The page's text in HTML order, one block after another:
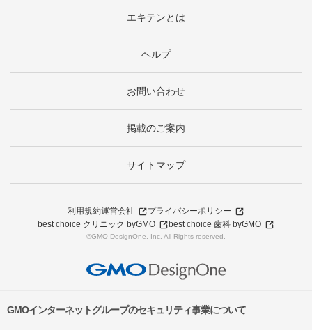
エキテンとは
ヘルプ
お問い合わせ
掲載のご案内
サイトマップ
利用規約運営会社
プライバシーポリシー
best choice クリニック byGMO
best choice 歯科 byGMO
©GMO DesignOne, Inc. All Rights reserved.
GMOインターネットグループのセキュリティ事業について